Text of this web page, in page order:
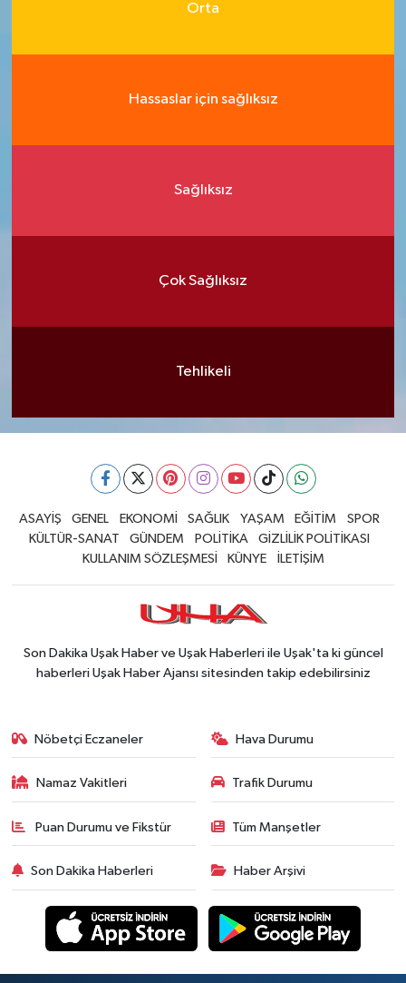
Orta
Hassaslar için sağlıksız
Sağlıksız
Çok Sağlıksız
Tehlikeli
ASAYİŞ GENEL EKONOMİ SAĞLIK YAŞAM EĞİTİM
SPOR
KÜLTÜR-SANAT
GÜNDEM POLİTİKA
GİZLİLİK POLİTİKASI
KULLANIM SÖZLEŞMESİ
KÜNYE İLETİŞİM
Son Dakika Uşak Haber ve Uşak Haberleri ile Uşak'ta ki güncel
haberleri Uşak Haber Ajansı sitesinden takip edebilirsiniz
Nöbetçi Eczaneler Hava Durumu
Namaz Vakitleri Trafik Durumu
Puan Durumu ve Fikstür Tüm Manşetler
Son Dakika Haberleri Haber Arşivi